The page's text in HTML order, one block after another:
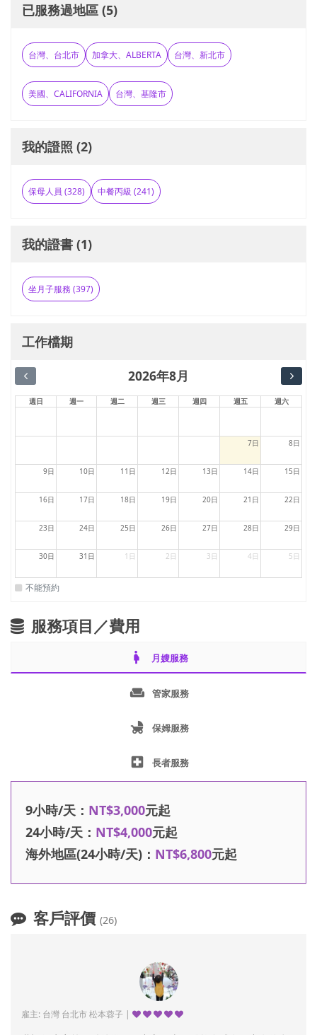
已服務過地區 (5)
台灣、台北市 加拿大、ALBERTA 台灣、新北市
美國、CALIFORNIA 台灣、基隆市
我的證照 (2)
保母人員 (328) 中餐丙級 (241)
我的證書 (1)
坐月子服務 (397)
工作檔期
2026年8月
週日 週一 週二 週三 週四 週五 週六
7日 8日
9日 10日 11日 12日 13日 14日 15日
16日 17日 18日 19日 20日 21日 22日
23日 24日 25日 26日 27日 28日 29日
30日 31日 1日 2日 3日 4日 5日
不能預約
服務項目／費用
pregnant_woman 月嫂服務
weekend 管家服務
child_friendly 保姆服務
local_hospital 長者服務
9小時/天： NT$3,000元起
24小時/天： NT$4,000元起
海外地區(24小時/天)： NT$6,800元起
客戶評價 (26)
雇主: 台灣 台北市 松本蓉子 |